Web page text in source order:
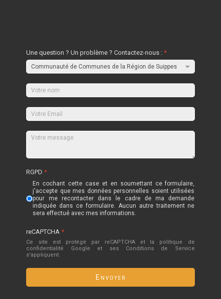
Une question ? Un problème ? Contactez-nous :*
RGPD*
En cochant cette case et en soumettant ce formulaire,
j'accepte que mes données personnelles soient utilisées
pour me recontacter dans le cadre de ma demande
indiquée dans ce formulaire. Aucun autre traitement ne
sera effectué avec mes informations.
reCAPTCHA*
Ce site est protégé par reCAPTCHA et la politique de
confidentialité Google et
ses Conditions de Service
s'appliquent.
Envoyer